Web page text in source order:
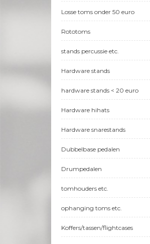
Losse toms onder 50 euro
Rototoms
stands percussie etc.
Hardware stands
hardware stands < 20 euro
Hardware hihats
Hardware snarestands
Dubbelbase pedalen
Drumpedalen
tomhouders etc.
ophanging toms etc.
Koffers/tassen/flightcases